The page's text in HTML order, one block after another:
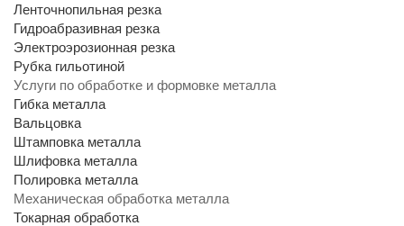
Ленточнопильная резка
Гидроабразивная резка
Электроэрозионная резка
Рубка гильотиной
Услуги по обработке и формовке металла
Гибка металла
Вальцовка
Штамповка металла
Шлифовка металла
Полировка металла
Механическая обработка металла
Токарная обработка